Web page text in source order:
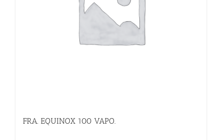
FRA. EQUINOX 100 VAPO.